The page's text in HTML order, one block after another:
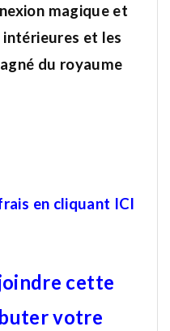
magique et
et les
du royaume
en cliquant ICI
cette
votre